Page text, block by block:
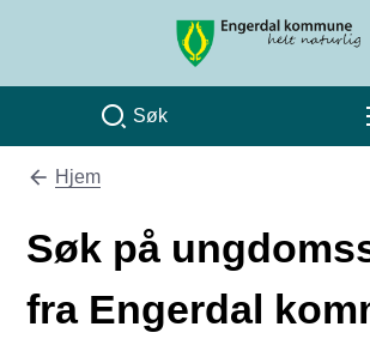
Engerdal kommune
Søk
Du er her:
Hjem
Søk på
fra Engerdal